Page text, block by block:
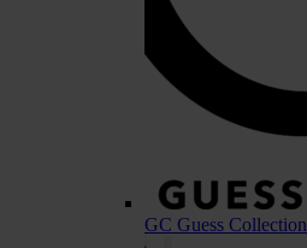
GC Guess Collection